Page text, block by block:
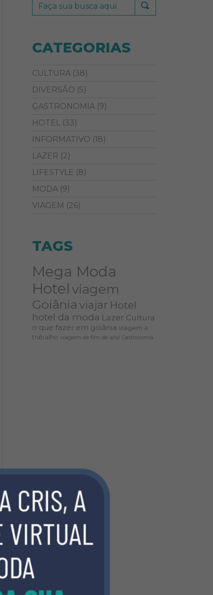
CATEGORIAS
CULTURA (38)
DIVERSÃO (5)
GASTRONOMIA (9)
HOTEL (33)
INFORMATIVO (18)
LAZER (2)
LIFESTYLE (8)
MODA (9)
VIAGEM (26)
TAGS
Mega Moda
Hotel viagem
Goiânia viajar Hotel
hotel da moda Lazer Cultura
o que fazer em goiânia viagem a
trabalho viagem de fim de ano Gastronomia